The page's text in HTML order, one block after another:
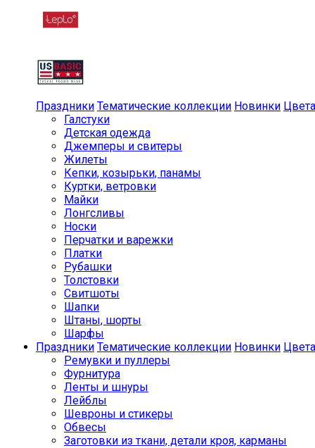
Праздники Тематические коллекции Новинки Цвета
Галстуки
Детская одежда
Джемперы и свитеры
Жилеты
Кепки, козырьки, панамы
Куртки, ветровки
Майки
Лонгсливы
Носки
Перчатки и варежки
Платки
Рубашки
Толстовки
Свитшоты
Шапки
Штаны, шорты
Шарфы
Праздники Тематические коллекции Новинки Цвета
Ремувки и пуллеры
Фурнитура
Ленты и шнуры
Лейблы
Шевроны и стикеры
Обвесы
Заготовки из ткани, детали кроя, карманы